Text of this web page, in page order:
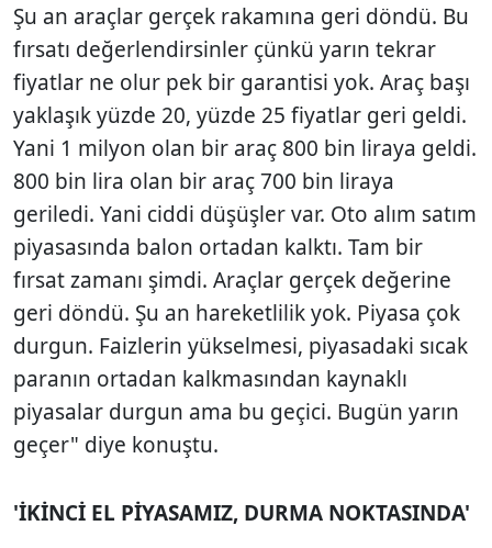
Şu an araçlar gerçek rakamına geri döndü. Bu
fırsatı değerlendirsinler çünkü yarın tekrar
fiyatlar ne olur pek bir garantisi yok. Araç başı
yaklaşık yüzde 20, yüzde 25 fiyatlar geri geldi.
Yani 1 milyon olan bir araç 800 bin liraya geldi.
800 bin lira olan bir araç 700 bin liraya
geriledi. Yani ciddi düşüşler var. Oto alım satım
piyasasında balon ortadan kalktı. Tam bir
fırsat zamanı şimdi. Araçlar gerçek değerine
geri döndü. Şu an hareketlilik yok. Piyasa çok
durgun. Faizlerin yükselmesi, piyasadaki sıcak
paranın ortadan kalkmasından kaynaklı
piyasalar durgun ama bu geçici. Bugün yarın
geçer" diye konuştu.
'İKİNCİ EL PİYASAMIZ, DURMA NOKTASINDA'